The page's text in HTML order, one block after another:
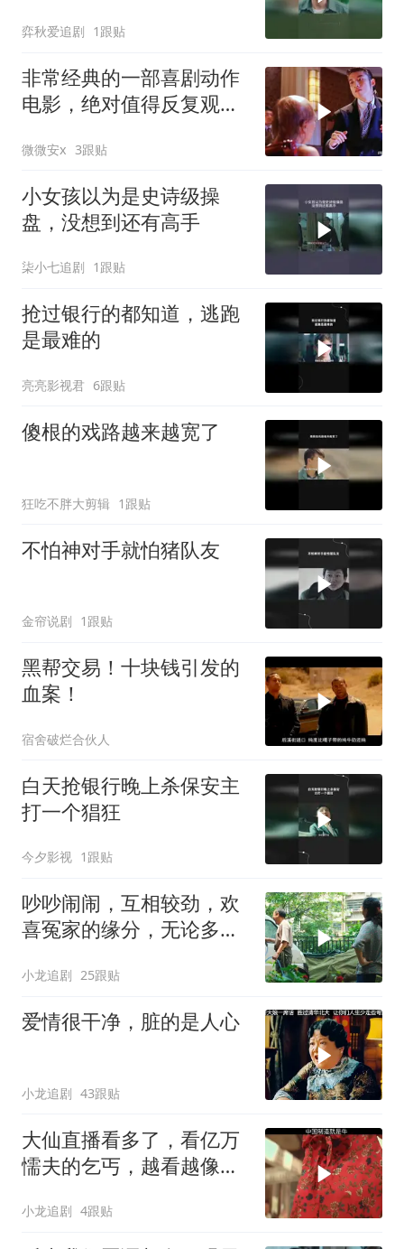
弈秋爱追剧 1跟贴
非常经典的一部喜剧动作
电影，绝对值得反复观
微微安x 3跟贴
小女孩以为是史诗级操
盘，没想到还有高手
柒小七追剧 1跟贴
抢过银行的都知道，逃跑
是最难的
亮亮影视君 6跟贴
傻根的戏路越来越宽了
狂吃不胖大剪辑 1跟贴
不怕神对手就怕猪队友
金帘说剧 1跟贴
黑帮交易！十块钱引发的
血案！
宿舍破烂合伙人
白天抢银行晚上杀保安主
打一个猖狂
今夕影视 1跟贴
吵吵闹闹，互相较劲，欢
喜冤家的缘分，无论多大
小龙追剧 25跟贴
爱情很干净，脏的是人心
小龙追剧 43跟贴
大仙直播看多了，看亿万
懦夫的乞丐，越看越像张
小龙追剧 4跟贴